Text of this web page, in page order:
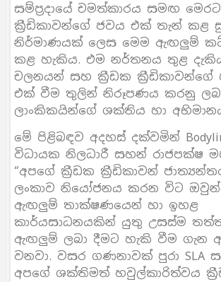
සම්ප්‍රදායේ චමත්කාරය සමඟ
ක්‍රීඩිකාවන්ගේ ජවය එක් තැන් කළ
නිර්මාණයක් ලෙස මෙම ඇඟලුම්
කළ හැකිය. එම නර්තනය තුළ
චලනයන් සහ ක්‍රීඩක ක්‍රීඩිකාවන්ගේ
එක් වීම තුලින් නිරූපණය කරනු
ලාංකිකයින්ගේ ශක්තිය හා
මේ පිළිබඳව අදහස් දක්වමින්
විධායක නිලධාරී සහන් රාජපක්ෂ
“අපගේ ක්‍රීඩක ක්‍රීඩිකාවන්
ලංකාව නියෝජනය කරන විට
ඇඟලුම් තාක්ෂණයෙන් හා ඉහළ
කාර්යසාධනයකින් යුතු උසස්ම
ඇඟලුම් ලබා දීමට හැකි වීම ගැන
වනවා. වසර ගණනාවක් පුරා SLA
අපගේ ශක්තිමත් හවුල්කාරිත්වය